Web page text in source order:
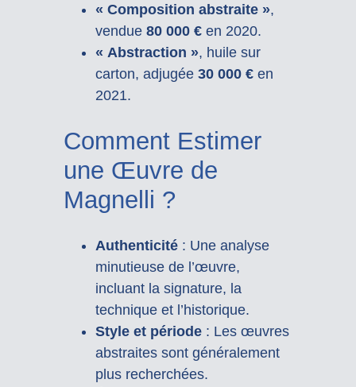
« Composition abstraite »,
vendue 80 000 €en 2020.
« Abstraction », huile sur
carton, adjugée 30 000 €en
2021.
Comment Estimer
une Œuvre de
Magnelli ?
Authenticité: Une analyse
minutieuse de l’œuvre,
incluant la signature, la
technique et l’historique.
Style et période: Les œuvres
abstraites sont généralement
plus recherchées.